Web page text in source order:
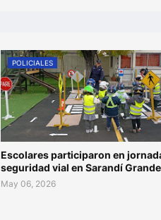
POLICIALES
Escolares participaron en
seguridad vial en Sarandí Grande
May 06, 2026